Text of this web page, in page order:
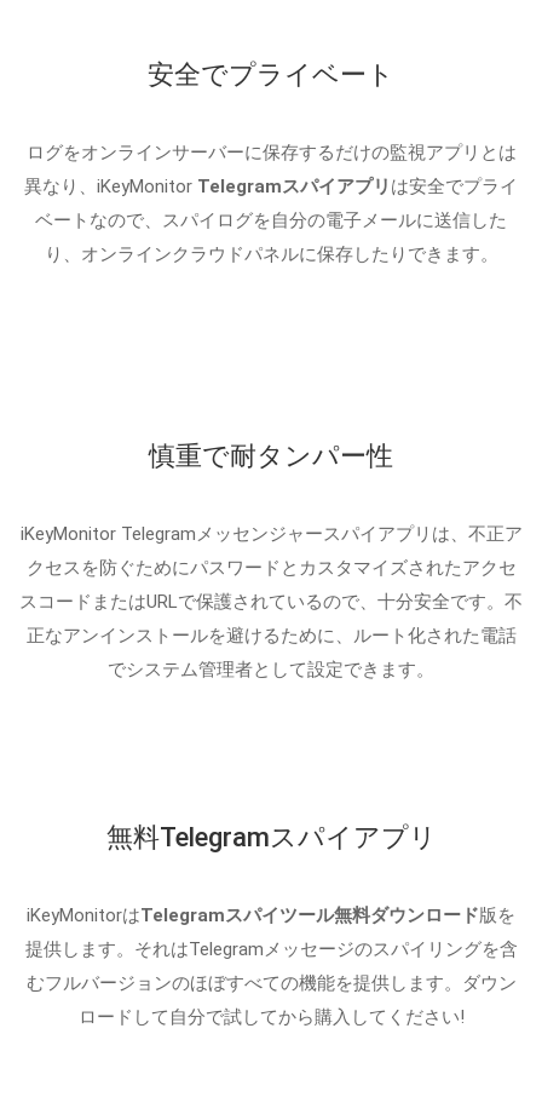
安全でプライベート
ログをオンラインサーバーに保存するだけの監視アプリとは
異なり、iKeyMonitor Telegramスパイアプリ は安全でプライ
ベートなので、スパイログを自分の電子メールに送信した
り、オンラインクラウドパネルに保存したりできます。
慎重で耐タンパー性
iKeyMonitor Telegramメッセンジャースパイアプリは、不正ア
クセスを防ぐためにパスワードとカスタマイズされたアクセ
スコードまたはURLで保護されているので、十分安全です。不
正なアンインストールを避けるために、ルート化された電話
でシステム管理者として設定できます。
無料Telegramスパイアプリ
iKeyMonitorはTelegramスパイツール無料ダウンロード版を
提供します。それはTelegramメッセージのスパイリングを含
むフルバージョンのほぼすべての機能を提供します。ダウン
ロードして自分で試してから購入してください!